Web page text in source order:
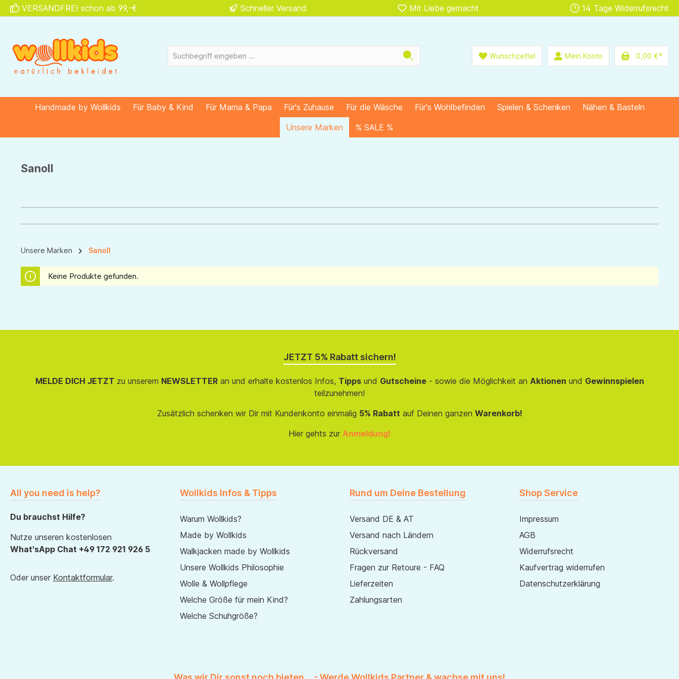
Zur Hauptnavigation springen
VERSANDFREI schon ab 99,-€ Schneller Versand Mit Liebe gemacht 14 Tage Widerrufsrecht
Wunschzettel Mein Konto 0,00 €*
Handmade by Wollkids Für Baby & Kind Für Mama & Papa Für's Zuhause Für die Wäsche Für's Wohlbefinden Spielen & Schenken
Nähen & Basteln
Unsere Marken
% SALE %
Sanoll
Unsere Marken Sanoll
Keine Produkte gefunden.
JETZT 5% Rabatt sichern!
MELDE DICH JETZT zu unserem NEWSLETTERan und erhalte kostenlos Infos, Tippsund Gutscheine- sowie die Möglichkeit an Aktionen und Gewinnspielen
teilzunehmen!
Zusätzlich schenken wir Dir mit Kundenkonto einmalig 5% Rabatt auf Deinen ganzen Warenkorb!
Hier gehts zur Anmeldung!
All you need is help?
Du brauchst Hilfe?
Nutze unseren kostenlosen
What'sApp Chat +49 172 921 926 5
Oder unser Kontaktformular.
Wollkids Infos & Tipps
Warum Wollkids?
Made by Wollkids
Walkjacken made by Wollkids
Unsere Wollkids Philosophie
Wolle & Wollpflege
Welche Größe für mein Kind?
Welche Schuhgröße?
Rund um Deine Bestellung
Versand DE & AT
Versand nach Ländern
Rückversand
Fragen zur Retoure - FAQ
Lieferzeiten
Zahlungsarten
Shop Service
Impressum
AGB
Widerrufsrecht
Kaufvertrag widerrufen
Datenschutzerklärung